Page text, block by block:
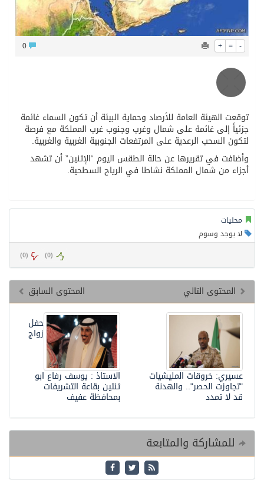
+ = -
توقعت الهيئة العامة للأرصاد وحماية البيئة أن تكون السماء غائمة
جزئياً إلى غائمة على شمال وغرب وجنوب غرب المملكة مع فرصة
لتكون السحب الرعدية على المرتفعات الجنوبية الغربية والغربية.
وأضافت في تقريرها عن حالة الطقس اليوم “الإثنين” أن تشهد
أجزاء من شمال المملكة نشاطا في الرياح السطحية.
محليات
لا يوجد وسوم
(
0
) (
0
)
المحتوى السابق
المحتوى التالي
حفل
زواج
الاستاذ : يوسف رفاع ابو
ثنتين بقاعة التشريفات
بمحافظة عفيف
عسيري: خروقات المليشيات
"تجاوزت الحصر".. والهدنة
قد لا تمدد
للمشاركة والمتابعة